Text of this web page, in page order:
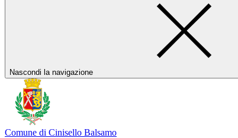
Nascondi la navigazione
Comune di Cinisello Balsamo